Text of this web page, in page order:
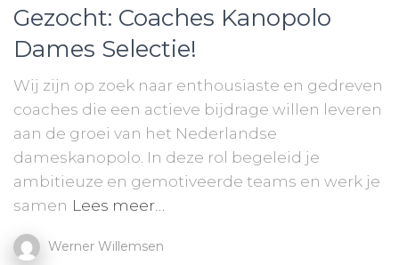
Gezocht: Coaches Kanopolo
Dames Selectie!
Wij zijn op zoek naar enthousiaste en gedreven
coaches die een actieve bijdrage willen leveren
aan de groei van het Nederlandse
dameskanopolo. In deze rol begeleid je
ambitieuze en gemotiveerde teams en werk je
samen Lees meer…
Werner Willemsen